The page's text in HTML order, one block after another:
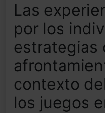
Las
por los
estrategias
contexto
los juegos